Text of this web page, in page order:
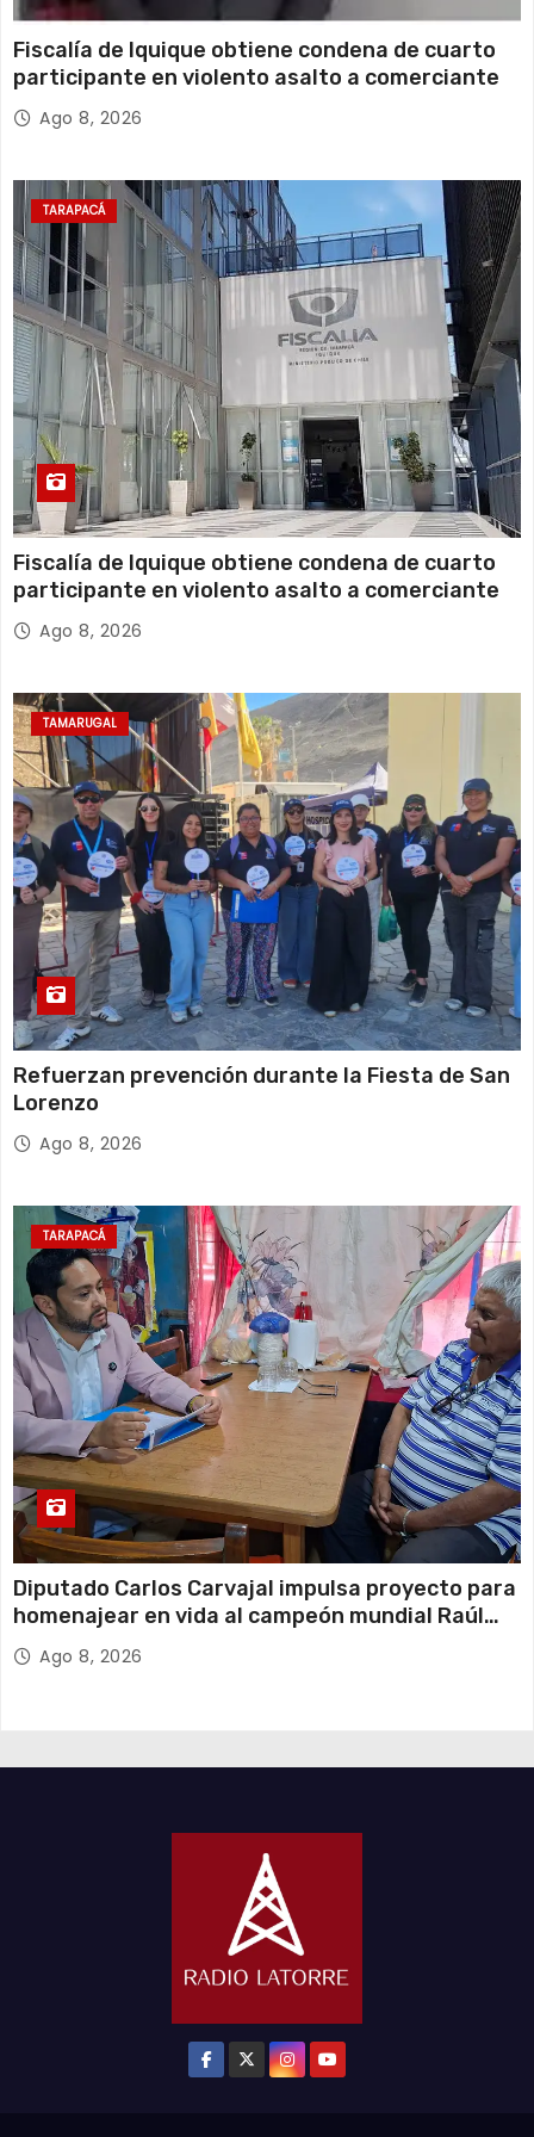
Fiscalía de Iquique obtiene condena de cuarto
participante en violento asalto a comerciante
Ago 8, 2026
TARAPACÁ
Fiscalía de Iquique obtiene condena de cuarto
participante en violento asalto a comerciante
Ago 8, 2026
TAMARUGAL
Refuerzan prevención durante la Fiesta de San
Lorenzo
Ago 8, 2026
TARAPACÁ
Diputado Carlos Carvajal impulsa proyecto para
homenajear en vida al campeón mundial Raúl
Choque
Ago 8, 2026